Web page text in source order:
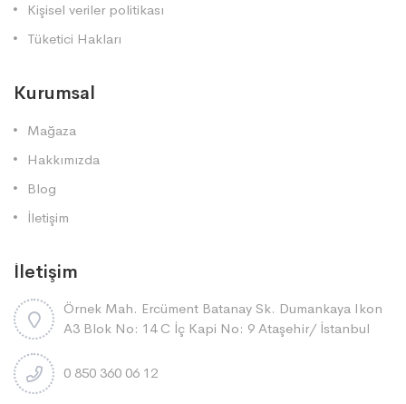
Kişisel veriler politikası
Tüketici Hakları
Kurumsal
Mağaza
Hakkımızda
Blog
İletişim
İletişim
Örnek Mah. Ercüment Batanay Sk. Dumankaya Ikon
A3 Blok No: 14 C İç Kapi No: 9 Ataşehi̇r/ İstanbul
0 850 360 06 12